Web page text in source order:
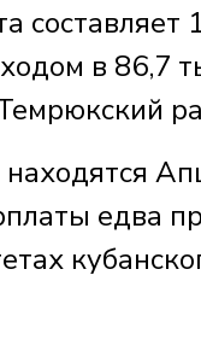
в 86,7
едва